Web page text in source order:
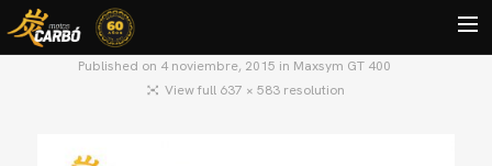
Published on 4 noviembre, 2015 in Maxsym GT 400
View full 637 × 583 resolution